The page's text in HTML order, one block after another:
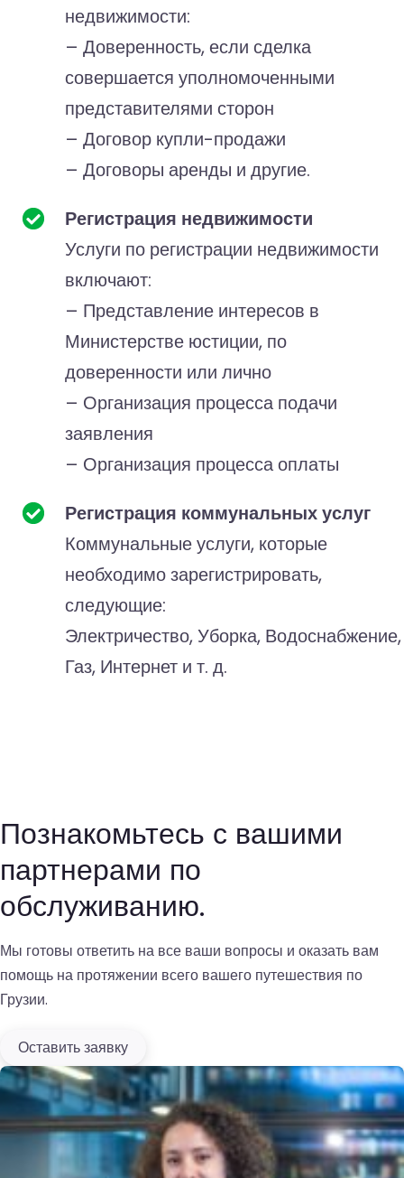
недвижимости:
– Доверенность, если сделка
совершается уполномоченными
представителями сторон
– Договор купли-продажи
– Договоры аренды и другие.
Регистрация недвижимости
Услуги по регистрации недвижимости
включают:
– Представление интересов в
Министерстве юстиции, по
доверенности или лично
– Организация процесса подачи
заявления
– Организация процесса оплаты
Регистрация коммунальных услуг
Коммунальные услуги, которые
необходимо зарегистрировать,
следующие:
Электричество, Уборка, Водоснабжение,
Газ, Интернет и т. д.
Познакомьтесь с вашими
партнерами по
обслуживанию.
Мы готовы ответить на все ваши вопросы и оказать вам
помощь на протяжении всего вашего путешествия по
Грузии.
Оставить заявку